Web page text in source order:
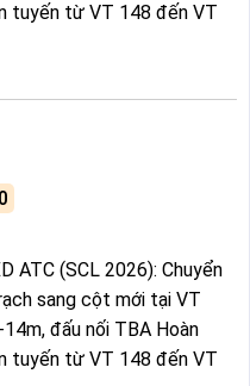
tuyến từ VT 148 đến VT
ATC (SCL 2026): Chuyển
sang cột mới tại VT
đấu nối TBA Hoàn
tuyến từ VT 148 đến VT